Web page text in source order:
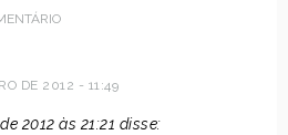
DE 2012 - 11:49
2012 às 21:21 disse: